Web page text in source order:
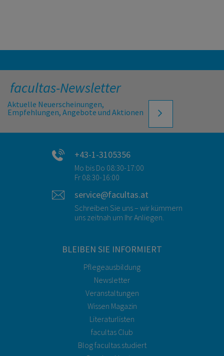
facultas-Newsletter
Aktuelle Neuerscheinungen,
Empfehlungen, Angebote und Aktionen
+43-1-3105356
Mo bis Do 08:30-17:00
Fr 08:30-16:00
service@facultas.at
Schreiben Sie uns – wir kümmern
uns zeitnah um Ihr Anliegen.
BLEIBEN SIE INFORMIERT
Pflegeausbildung
Newsletter
Veranstaltungen
Wissen Magazin
Literaturlisten
facultas Club
Blog facultas.studiert